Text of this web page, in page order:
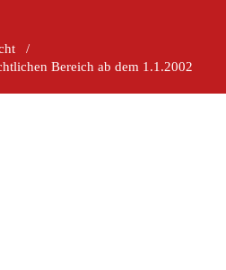
/
Bereich ab dem 1.1.2002